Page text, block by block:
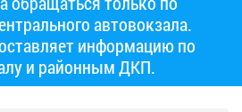
автовокзала.
информацию по
и районным ДКП.